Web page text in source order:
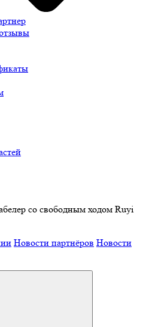
со свободным ходом Ruyi
Новости партнёров Новости